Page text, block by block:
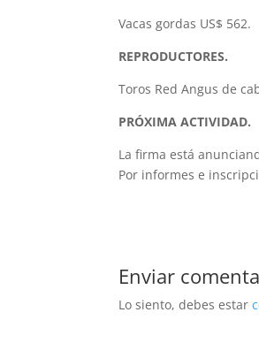
Vacas gordas US$ 562.
REPRODUCTORES.
Toros Red Angus de
PRÓXIMA ACTIVIDAD.
La firma está
Por informes e
Enviar
Lo siento, debes estar